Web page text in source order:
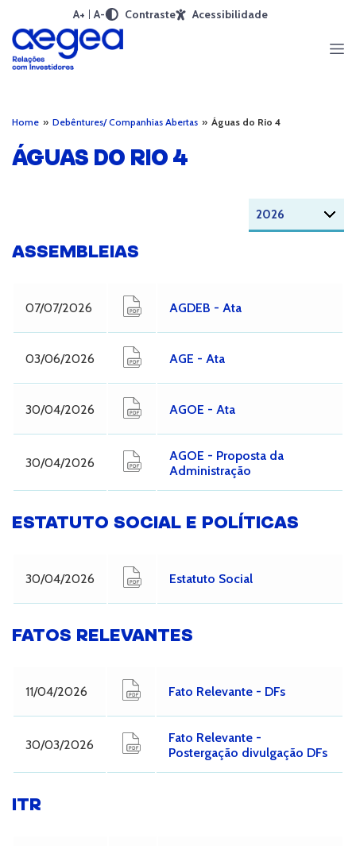
A+ A- Contraste Acessibilidade
Home » Debêntures/ Companhias Abertas » Águas do Rio 4
ÁGUAS DO RIO 4
ASSEMBLEIAS
07/07/2026 AGDEB - Ata
03/06/2026 AGE - Ata
30/04/2026 AGOE - Ata
30/04/2026
AGOE - Proposta da
Administração
ESTATUTO SOCIAL E POLÍTICAS
30/04/2026 Estatuto Social
FATOS RELEVANTES
11/04/2026 Fato Relevante - DFs
30/03/2026
Fato Relevante -
Postergação divulgação DFs
ITR